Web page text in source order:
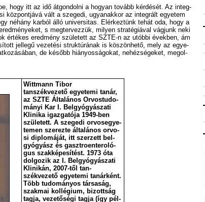
hogy itt az idő át­gon­dol­ni a ho­gyan to­vább kér­dé­sét. Az in­teg­
köz­pont­já­vá vált a sze­ge­di, ugyan­ak­kor az in­teg­rált egye­tem
né­hány kar­ból ál­ló uni­ver­si­tas. El­ér­kez­tünk te­hát oda, hogy a
s meg­ter­vez­zük, mi­lyen stra­té­gi­á­val vág­junk ne­ki
ér­té­kes ered­mény szü­le­tett az SZTE-n az utób­bi évek­ben, ám
jel­le­gű ve­ze­té­si struk­tú­rá­nak is kö­szön­he­tő, mely az egye­
de ké­sőbb hi­á­nyos­sá­go­kat, ne­héz­sé­ge­ket, meg­ol­
Wittmann Tibor
tan­székvezető egye­te­mi ta­nár,
az SZTE Ál­ta­lá­nos Or­vos­tu­do­
má­nyi Kar I. Bel­gyó­gyá­sza­ti
Kli­ni­ka igaz­ga­tó­ja 1949-ben
szü­le­tett. A sze­ge­di or­vos­egye­
te­men sze­rez­te ál­ta­lá­nos or­vo­
si dip­lo­má­ját, itt szer­zett bel­
gyó­gyász és gasztroen­teroló­
gus szak­ké­pe­sí­tést. 1973 óta
dol­go­zik az I. Bel­gyó­gyá­sza­ti
Kli­ni­kán, 2007-től tan­
székvezető egye­te­mi ta­nár­ként.
Több tu­do­má­nyos tár­sa­ság,
szak­mai kol­lé­gi­um, bi­zott­ság
tag­ja, vezetősé­gi tag­ja (így pél­